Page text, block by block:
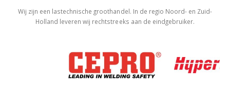
Wij zijn een lastechnische groothandel. In de regio Noord- en Zuid-
Holland leveren wij rechtstreeks aan de eindgebruiker.